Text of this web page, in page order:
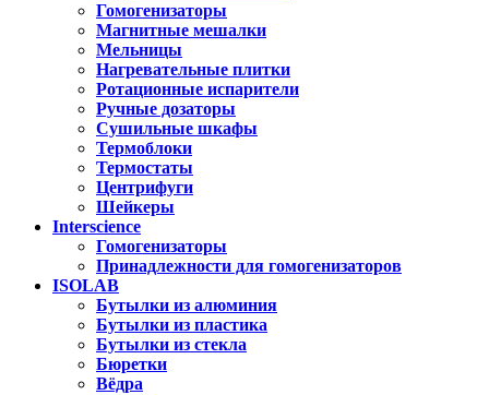
Гомогенизаторы
Магнитные мешалки
Мельницы
Нагревательные плитки
Ротационные испарители
Ручные дозаторы
Сушильные шкафы
Термоблоки
Термостаты
Центрифуги
Шейкеры
Interscience
Гомогенизаторы
Принадлежности для гомогенизаторов
ISOLAB
Бутылки из алюминия
Бутылки из пластика
Бутылки из стекла
Бюретки
Вёдра